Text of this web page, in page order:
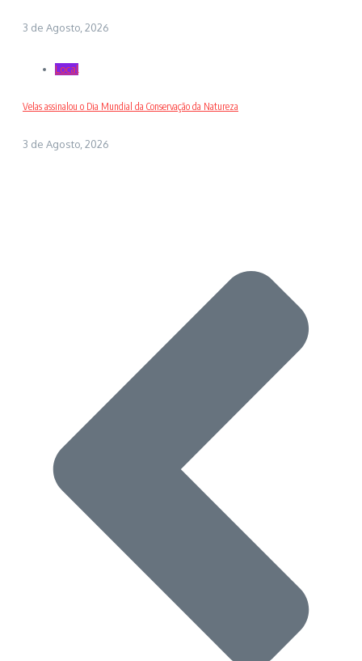
3 de Agosto, 2026
Local
Velas assinalou o Dia Mundial da Conservação da Natureza
3 de Agosto, 2026